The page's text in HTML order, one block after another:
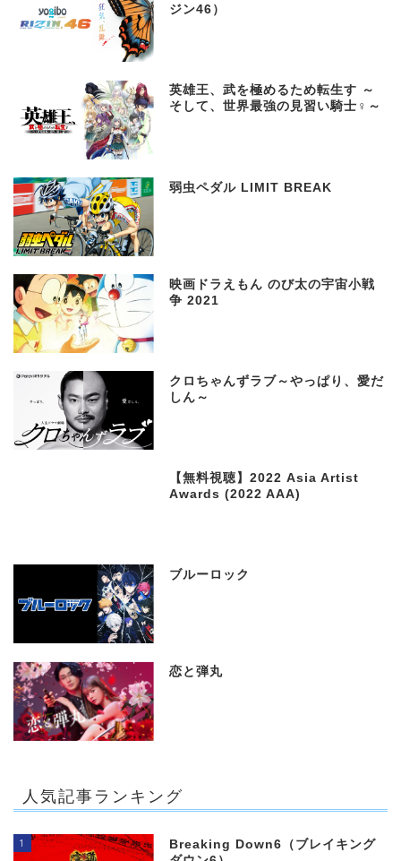
ジン46）
英雄王、武を極めるため転生す ～
そして、世界最強の見習い騎士♀～
弱虫ペダル LIMIT BREAK
映画ドラえもん のび太の宇宙小戦
争 2021
クロちゃんずラブ～やっぱり、愛だ
しん～
【無料視聴】2022 Asia Artist
Awards (2022 AAA)
ブルーロック
恋と弾丸
人気記事ランキング
1
Breaking Down6（ブレイキング